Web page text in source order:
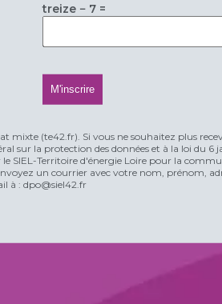
treize − 7 =
mixte (te42.fr). Si vous ne souhaitez plus
sur la protection des données et à la loi du 6
SIEL-Territoire d'énergie Loire pour la
un courrier avec votre nom, prénom,
à : dpo@siel42.fr